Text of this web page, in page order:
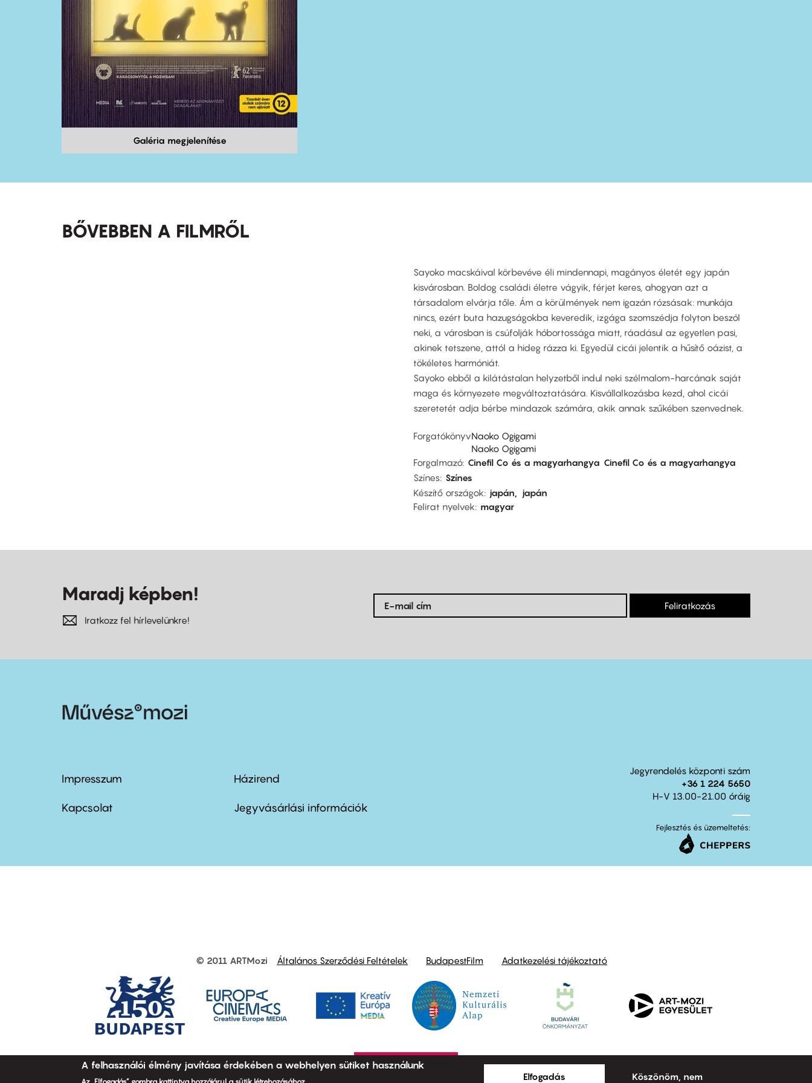
Galéria megjelenítése
BŐVEBBEN A FILMRŐL
Sayoko macskáival körbevéve éli mindennapi, magányos életét egy japán
kisvárosban. Boldog családi életre vágyik, férjet keres, ahogyan azt a
társadalom elvárja tőle. Ám a körülmények nem igazán rózsásak: munkája
nincs, ezért buta hazugságokba keveredik, izgága szomszédja folyton beszól
neki, a városban is csúfolják hóbortossága miatt, ráadásul az egyetlen pasi,
akinek tetszene, attól a hideg rázza ki. Egyedül cicái jelentik a hűsítő oázist, a
tökéletes harmóniát.
Sayoko ebből a kilátástalan helyzetből indul neki szélmalom-harcának saját
maga és környezete megváltoztatására. Kisvállalkozásba kezd, ahol cicái
szeretetét adja bérbe mindazok számára, akik annak szűkében szenvednek.
ForgatókönyvNaoko Ogigami
Naoko Ogigami
Forgalmazó Cinefil Co és a magyarhangya Cinefil Co és a magyarhangya
Színes Színes
Készítő országok
japán
japán
Felirat nyelvek
magyar
Maradj képben!
Iratkozz fel hírlevelünkre!
Feliratkozás
Footer
menu
Impresszum
Kapcsolat
Footer
menu
Házirend
Jegyvásárlási információk
Jegyrendelés központi szám
+36 1 224 5650
H-V 13.00-21.00 óráig
Fejlesztés és üzemeltetés:
other
© 2011 ARTMozi Általános Szerződési Feltételek BudapestFilm Adatkezelési tájékoztató
A felhasználói élmény javítása érdekében a webhelyen sütiket használunk
Elfogadás Köszönöm, nem